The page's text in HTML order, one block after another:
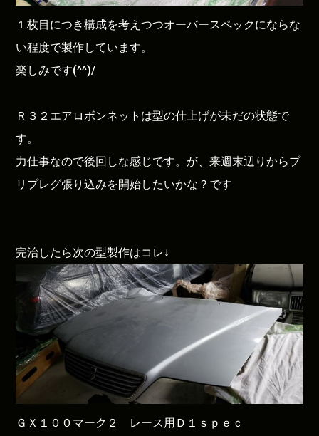
１枚目につき構成を考えつつオーバースペックにならな
い程度で製作しています。
楽しみです(^^)/
Ｒ３２エアロボンネットは型の仕上げが未だの状態で
す。
力仕事なので後回しな感じです。が、来週末辺りからプ
リプレグ張り込みを開始したいかな？です
完治したら次の型製作はコレ↓
ＧＸ１００マーク２ レース用Ｄ１ｓｐｅｃ